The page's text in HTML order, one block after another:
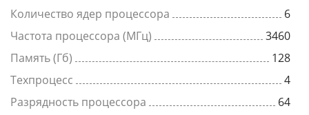
Количество ядер процессора
6
Частота процессора (МГц)
3460
Память (Гб)
128
Техпроцесс
4
Разрядность процессора
64